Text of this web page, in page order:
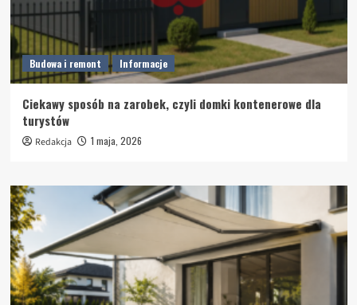
Budowa i remont Informacje
Ciekawy sposób na zarobek, czyli domki kontenerowe dla
turystów
Redakcja 1 maja, 2026